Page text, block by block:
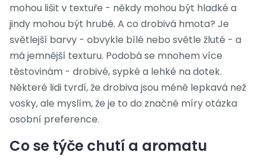
mohou lišit v textuře - někdy mohou být hladké a
jindy mohou být hrubé. A co drobivá hmota? Je
světlejší barvy - obvykle bílé nebo světle žluté - a
má jemnější texturu. Podobá se mnohem více
těstovinám - drobivé, sypké a lehké na dotek.
Některé lidi tvrdí, že drobiva jsou méně lepkavá než
vosky, ale myslím, že je to do značné míry otázka
osobní preference.
Co se týče chutí a aromatu